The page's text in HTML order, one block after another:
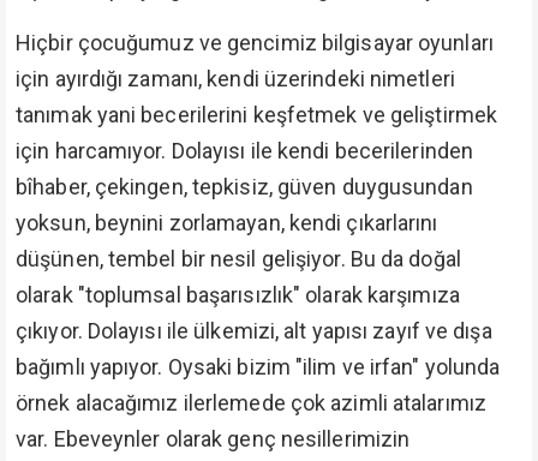
Hiçbir çocuğumuz ve gencimiz bilgisayar oyunları
için ayırdığı zamanı, kendi üzerindeki nimetleri
tanımak yani becerilerini keşfetmek ve geliştirmek
için harcamıyor. Dolayısı ile kendi becerilerinden
bîhaber, çekingen, tepkisiz, güven duygusundan
yoksun, beynini zorlamayan, kendi çıkarlarını
düşünen, tembel bir nesil gelişiyor. Bu da doğal
olarak "toplumsal başarısızlık" olarak karşımıza
çıkıyor. Dolayısı ile ülkemizi, alt yapısı zayıf ve dışa
bağımlı yapıyor. Oysaki bizim "ilim ve irfan" yolunda
örnek alacağımız ilerlemede çok azimli atalarımız
var. Ebeveynler olarak genç nesillerimizin